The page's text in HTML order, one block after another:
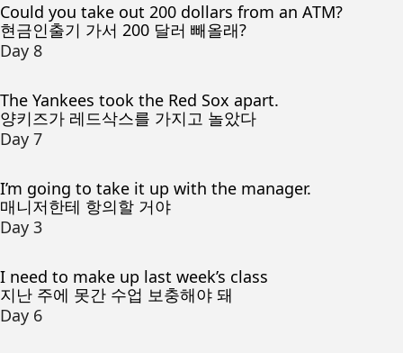
Could you take out 200 dollars from an ATM?
현금인출기 가서 200 달러 빼올래?
Day 8
The Yankees took the Red Sox apart.
양키즈가 레드삭스를 가지고 놀았다
Day 7
I’m going to take it up with the manager.
매니저한테 항의할 거야
Day 3
I need to make up last week’s class
지난 주에 못간 수업 보충해야 돼
Day 6